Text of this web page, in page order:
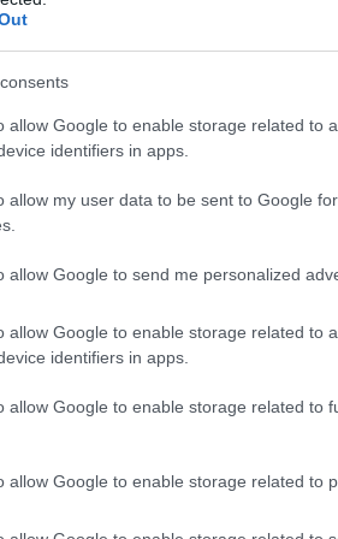
allow Google to enable storage related to
identifiers in apps.
allow my user data to be sent to Google
allow Google to send me personalized
allow Google to enable storage related to
identifiers in apps.
allow Google to enable storage related to
allow Google to enable storage related to
ο δράστης εμφανίστηκε και
με αυξημένη βιαιότητα. Το
με τραύματα στο